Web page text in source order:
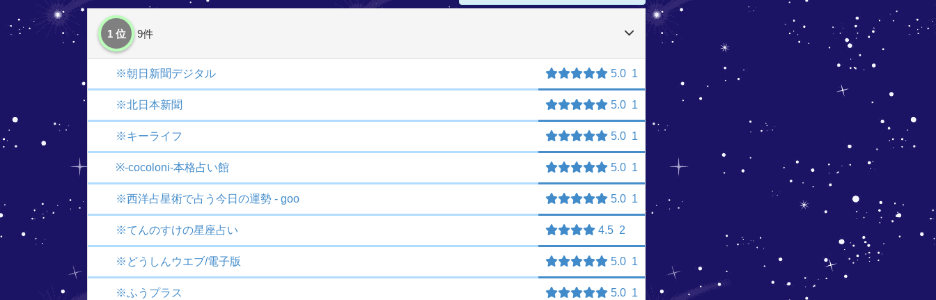
1 位 9件
※朝日新聞デジタル 5.0 1
※北日本新聞 5.0 1
※キーライフ 5.0 1
※-cocoloni-本格占い館 5.0 1
※西洋占星術で占う今日の運勢 - goo 5.0 1
※てんのすけの星座占い 4.5 2
※どうしんウエブ/電子版 5.0 1
※ふうプラス 5.0 1